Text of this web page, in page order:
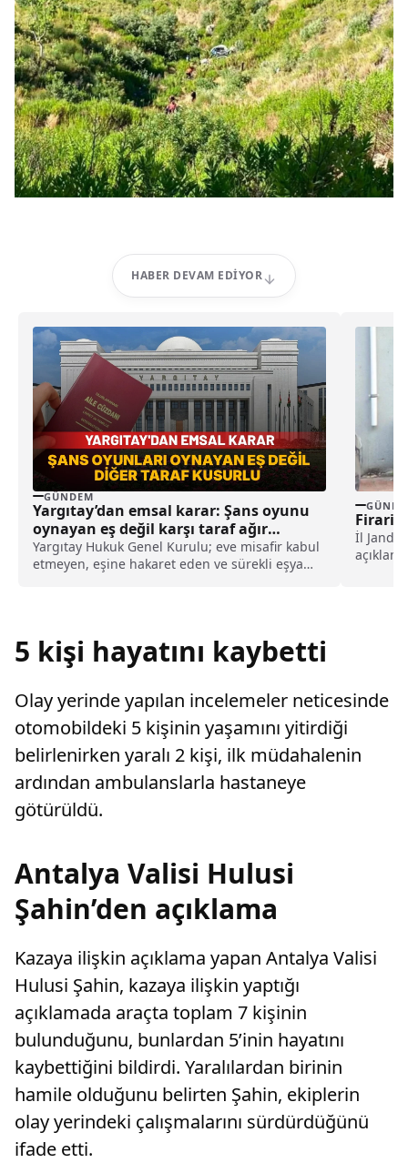
HABER DEVAM EDIYOR
GÜNDEM
Yargıtay’dan emsal karar: Şans oyunu
oynayan eş değil karşı taraf ağır
kusurlu sayıldı
Yargıtay Hukuk Genel Kurulu; eve misafir kabul
etmeyen, eşine hakaret eden ve sürekli eşya
Firari
İl
5 kişi hayatını kaybetti
Olay yerinde yapılan incelemeler neticesinde
otomobildeki 5 kişinin yaşamını yitirdiği
belirlenirken yaralı 2 kişi, ilk müdahalenin
ardından ambulanslarla hastaneye
götürüldü.
Antalya Valisi Hulusi
Şahin’den açıklama
Kazaya ilişkin açıklama yapan Antalya Valisi
Hulusi Şahin, kazaya ilişkin yaptığı
açıklamada araçta toplam 7 kişinin
bulunduğunu, bunlardan 5’inin hayatını
kaybettiğini bildirdi. Yaralılardan birinin
hamile olduğunu belirten Şahin, ekiplerin
olay yerindeki çalışmalarını sürdürdüğünü
ifade etti.